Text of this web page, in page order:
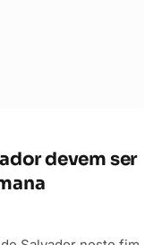
devem ser